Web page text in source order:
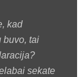
kad
buvo, tai
sekate